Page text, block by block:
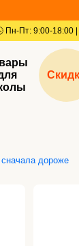
сначала дороже